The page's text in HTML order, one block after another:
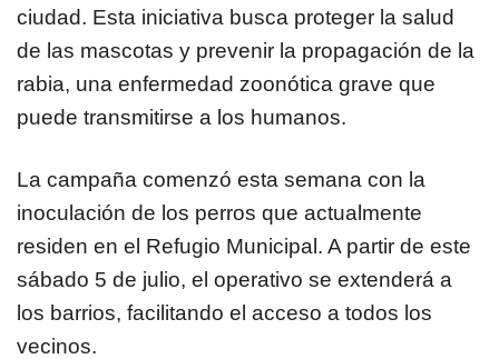
ciudad. Esta iniciativa busca proteger la salud
de las mascotas y prevenir la propagación de la
rabia, una enfermedad zoonótica grave que
puede transmitirse a los humanos.
La campaña comenzó esta semana con la
inoculación de los perros que actualmente
residen en el Refugio Municipal. A partir de este
sábado 5 de julio, el operativo se extenderá a
los barrios, facilitando el acceso a todos los
vecinos.